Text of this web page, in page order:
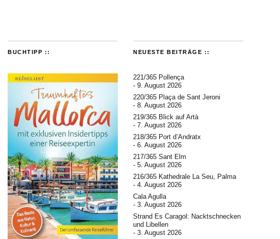
BUCHTIPP :: NEUESTE BEITRÄGE ::
221/365 Pollença
9. August 2026
220/365 Plaça de Sant Jeroni
8. August 2026
219/365 Blick auf Artà
7. August 2026
218/365 Port d’Andratx
6. August 2026
217/365 Sant Elm
5. August 2026
216/365 Kathedrale La Seu, Palma
4. August 2026
Cala Agulla
3. August 2026
Strand Es Caragol: Nacktschnecken
und Libellen
3. August 2026